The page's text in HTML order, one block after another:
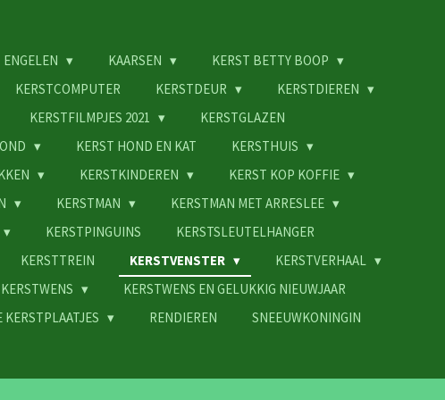
ENGELEN KAARSEN
KERST BETTY BOOP
KERSTCOMPUTER KERSTDEUR
KERSTDIEREN
KERSTFILMPJES 2021
KERSTGLAZEN
KERST HOND EN KAT
KERSTHUIS
KERSTKINDEREN
KERST KOP KOFFIE
KERSTMAN
KERSTMAN MET ARRESLEE
KERSTPINGUINS
KERSTSLEUTELHANGER
KERSTTREIN KERSTVENSTER
KERSTVERHAAL
KERSTWENS
KERSTWENS EN GELUKKIG NIEUWJAAR
KERSTPLAATJES RENDIEREN
SNEEUWKONINGIN